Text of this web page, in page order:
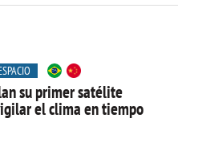
su primer satélite
el clima en tiempo